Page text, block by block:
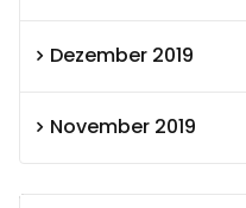
Dezember 2019
November 2019